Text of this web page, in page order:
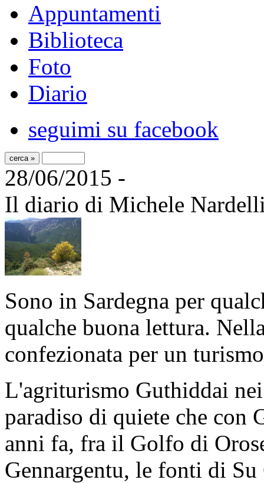
Appuntamenti
Biblioteca
Foto
Diario
seguimi su facebook
28/06/2015 -
Il diario di Michele
Sono in Sardegna per
qualche buona lettura.
confezionata per un
L'agriturismo Guthiddai
paradiso di quiete che con
anni fa, fra il Golfo di
Gennargentu, le fonti di